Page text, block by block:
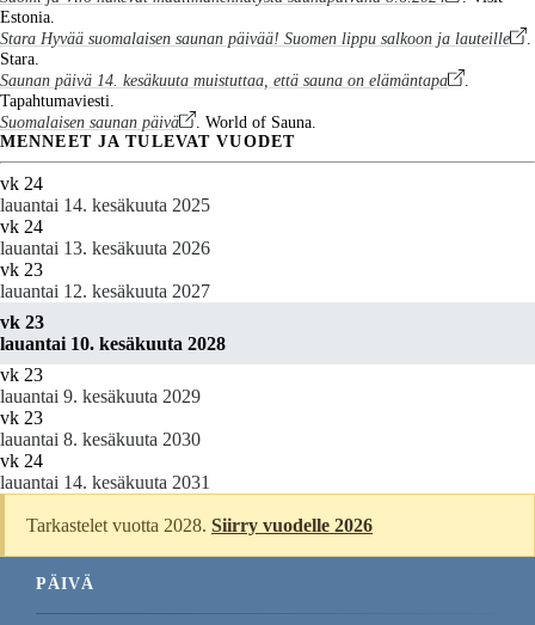
Estonia.
Stara Hyvää suomalaisen saunan päivää! Suomen lippu salkoon ja lauteille
.
Stara.
Saunan päivä 14. kesäkuuta muistuttaa, että sauna on elämäntapa
.
Tapahtumaviesti.
Suomalaisen saunan päivä
. World of Sauna.
MENNEET JA TULEVAT VUODET
vk 24
lauantai 14. kesäkuuta 2025
vk 24
lauantai 13. kesäkuuta 2026
vk 23
lauantai 12. kesäkuuta 2027
vk 23
lauantai 10. kesäkuuta 2028
vk 23
lauantai 9. kesäkuuta 2029
vk 23
lauantai 8. kesäkuuta 2030
vk 24
lauantai 14. kesäkuuta 2031
Tarkastelet vuotta 2028.Siirry vuodelle 2026
PÄIVÄ